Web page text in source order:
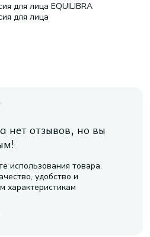
для лица EQUILIBRA
для лица
нет отзывов, но вы
использования товара.
удобство и
характеристикам